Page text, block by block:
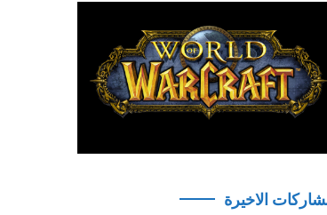
الاخيرة